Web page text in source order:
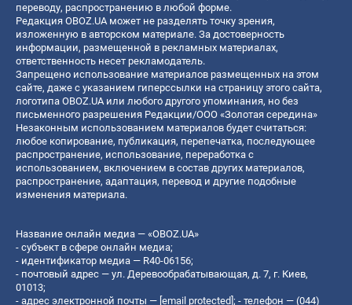
переводу, распространению в любой форме.
Редакция OBOZ.UA может не разделять точку зрения,
изложенную в авторском материале. За достоверность
информации, размещенной в рекламных материалах,
ответственность несет рекламодатель.
Запрещено использование материалов размещенных на этом
сайте, даже с указанием гиперссылки на страницу этого сайта,
логотипа OBOZ.UA или любого другого упоминания, но без
письменного разрешения Редакции/ООО «Золотая середина»
Незаконным использованием материалов будет считаться:
любое копирование, публикация, перепечатка, последующее
распространение, использование, переработка с
использованием, включением в состав других материалов,
распространение, адаптация, перевод и другие подобные
изменения материала.
Название онлайн медиа — «OBOZ.UA»
- субъект в сфере онлайн медиа;
- идентификатор медиа — R40-06156;
- почтовый адрес — ул. Деревообрабатывающая, д. 7, г. Киев,
01013;
- адрес электронной почты — [email protected] ; - телефон — (044)